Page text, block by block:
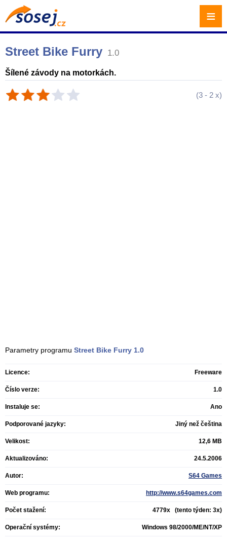
Street Bike Furry 1.0
Šílené závody na motorkách.
(3 - 2 x)
Parametry programu Street Bike Furry 1.0
Licence: Freeware
Číslo verze: 1.0
Instaluje se: Ano
Podporované jazyky: Jiný než čeština
Velikost: 12,6 MB
Aktualizováno: 24.5.2006
Autor: S64 Games
Web programu: http://www.s64games.com
Počet stažení: 4779x (tento týden: 3x)
Operační systémy: Windows 98/2000/ME/NT/XP
≡